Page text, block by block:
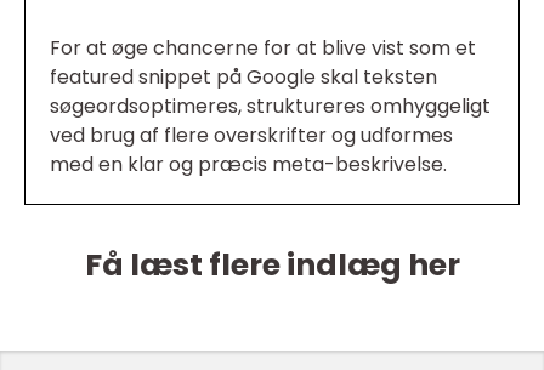
For at øge chancerne for at blive vist som et
featured snippet på Google skal teksten
søgeordsoptimeres, struktureres omhyggeligt
ved brug af flere overskrifter og udformes
med en klar og præcis meta-beskrivelse.
Få læst flere indlæg her